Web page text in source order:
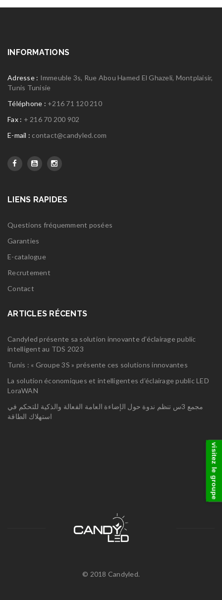
INFORMATIONS
Adresse : Immeuble 3s, Rue Abou Hamed El Ghazeli, Montplaisir,
Tunis Tunisie
Téléphone : +216 71 120 210
Fax : + 216 70 200 902
E-mail : contact@candyled.com
LIENS RAPIDES
Questions fréquemment posées
Garanties
E-catalogue
Recrutement
Contact
ARTICLES RÉCENTS
Candyled présente sa solution innovante d’éclairage public
intelligent au TDS 2023
Tunis : « Groupe 3S » présente ces solutions innovantes
La solution économiques et intelligentes d’éclairage public LED
LoraWAN
مجمع 3س تنظم ندوة حول الإضاءة العامة الفعالة والذكية للتحكم في
استهلاك الطاقة
© 2018 Candyled.
visitez le groupe